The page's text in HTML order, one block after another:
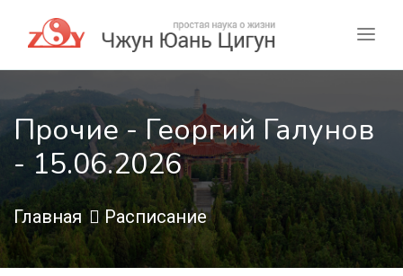
Прочие - Георгий Галунов
- 15.06.2026
Главная Расписание